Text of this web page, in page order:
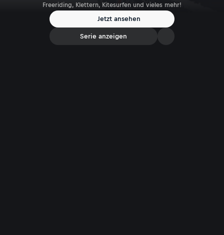
Freeriding, Klettern, Kitesurfen und vieles mehr!
Jetzt ansehen
Serie anzeigen